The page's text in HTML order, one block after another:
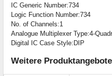
IC Generic Number:734
Logic Function Number:734
No. of Channels:1
Analogue Multiplexer Type:4-
Digital IC Case Style:DIP
Weitere